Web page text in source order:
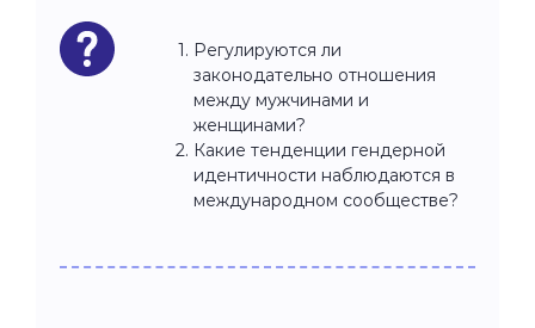
Регулируются ли
законодательно отношения
между мужчинами и
женщинами?
Какие тенденции гендерной
идентичности наблюдаются в
международном сообществе?